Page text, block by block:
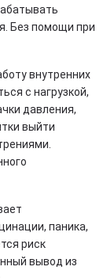
Без помощи при
внутренних
с нагрузкой,
давления,
выйти
паника,
риск
вывод из